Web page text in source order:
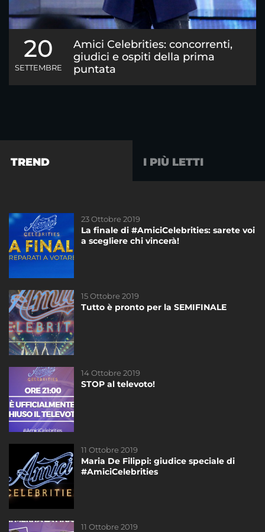
20
SETTEMBRE
Amici Celebrities: concorrenti,
giudici e ospiti della prima
puntata
TREND I PIÙ LETTI
23 Ottobre 2019
La finale di #AmiciCelebrities: sarete voi
a scegliere chi vincerà!
15 Ottobre 2019
Tutto è pronto per la SEMIFINALE
14 Ottobre 2019
STOP al televoto!
11 Ottobre 2019
Maria De Filippi: giudice speciale di
#AmiciCelebrities
11 Ottobre 2019
23 Ottobre 2019
La finale di #AmiciCelebrities: sarete voi
a scegliere chi vincerà!
11 Ottobre 2019
Esce oggi “Voglio essere tua”: il nuovo
15 Ottobre 2019
Tutto è pronto per la SEMIFINALE
13 Settembre 2019
Amici Celebrities in onda dal 21
settembre!
14 Ottobre 2019